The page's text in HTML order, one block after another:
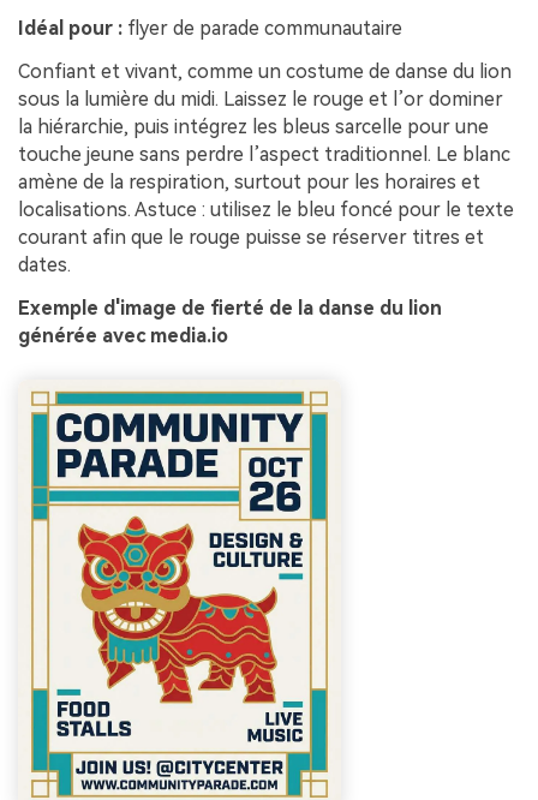
Idéal pour : flyer de parade communautaire
Confiant et vivant, comme un costume de danse du lion
sous la lumière du midi. Laissez le rouge et l’or dominer
la hiérarchie, puis intégrez les bleus sarcelle pour une
touche jeune sans perdre l’aspect traditionnel. Le blanc
amène de la respiration, surtout pour les horaires et
localisations. Astuce : utilisez le bleu foncé pour le texte
courant afin que le rouge puisse se réserver titres et
dates.
Exemple d'image de fierté de la danse du lion
générée avec media.io